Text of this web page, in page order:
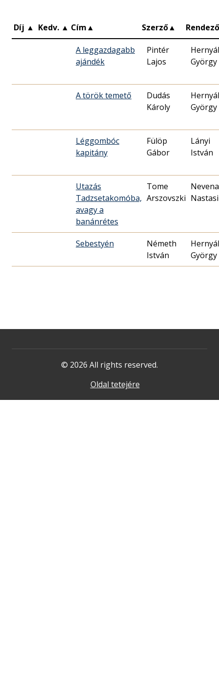
Díj ▲ Kedv. ▲ Cím▲ Szerző▲ Rendező
A leggazdagabb
ajándék
Pintér
Lajos
György
A török temető
Dudás
Károly
György
Léggombóc
kapitány
Fülöp
Gábor
Lányi
István
Utazás
Tadzsetakomóba,
avagy a
banánrétes
Tome
Arszovszki
Nevena
Sebestyén
Németh
István
György
© 2026 All rights reserved.
Oldal tetejére